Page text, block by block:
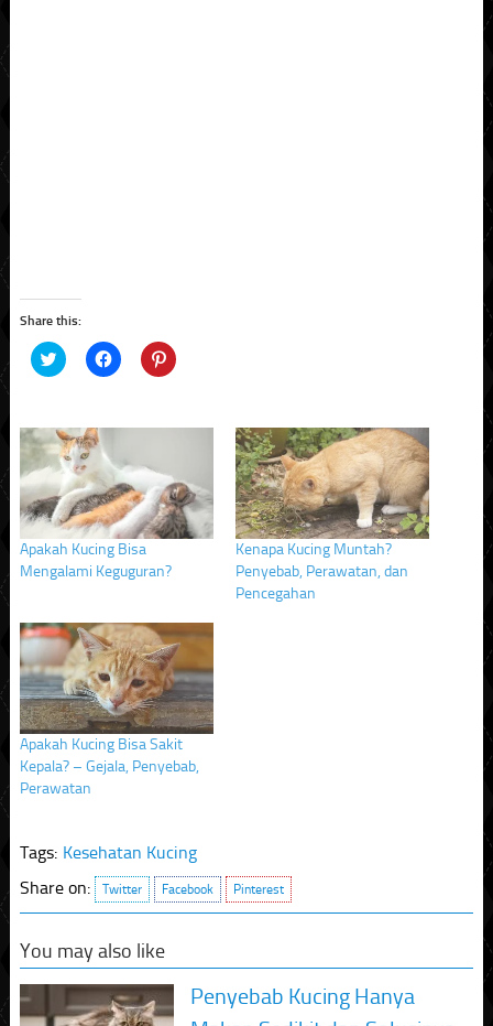
Share this:
Click
to
(Opens
in
new
window)
Click
to
(Opens
window)
Click
to
(Opens
window)
Apakah Kucing Bisa
Mengalami Keguguran?
Kenapa Kucing Muntah?
Penyebab, Perawatan, dan
Pencegahan
Apakah Kucing Bisa Sakit
Kepala? – Gejala, Penyebab,
Perawatan
Tags: Kesehatan Kucing
Share on:
Twitter Facebook Pinterest
You may also like
Penyebab Kucing Hanya